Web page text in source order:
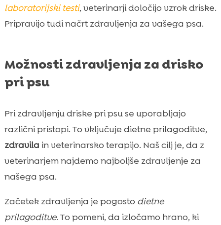
laboratorijski testi, veterinarji določijo vzrok driske.
Pripravijo tudi načrt zdravljenja za vašega psa.
Možnosti zdravljenja za drisko
pri psu
Pri zdravljenju driske pri psu se uporabljajo
različni pristopi. To vključuje dietne prilagoditve,
zdravila in veterinarsko terapijo. Naš cilj je, da z
veterinarjem najdemo najboljše zdravljenje za
našega psa.
Začetek zdravljenja je pogosto dietne
prilagoditve. To pomeni, da izločamo hrano, ki